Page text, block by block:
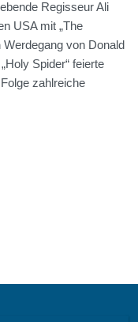
Regisseur Ali
USA mit „The
von Donald
Spider“ feierte
zahlreiche